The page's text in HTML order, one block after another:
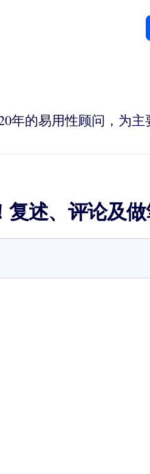
年的易用性顾问，为
述、评论及